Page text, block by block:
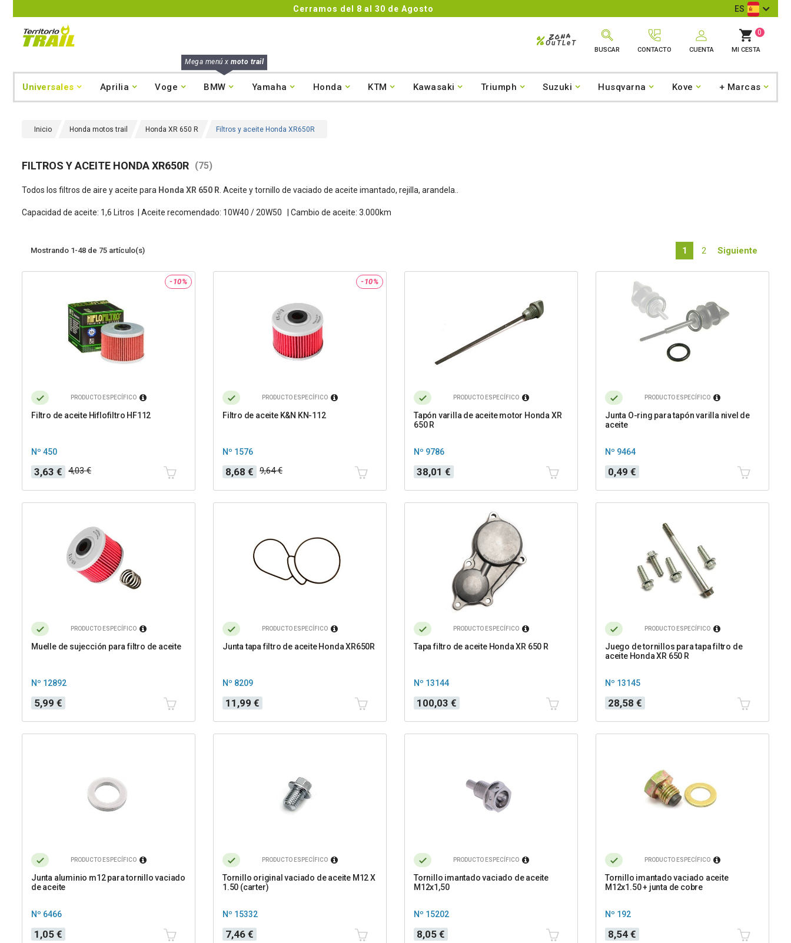
4.8/5 ES
Zona
%OuTLeT
BUSCAR CONTACTO CUENTA
0
MI CESTA
Mega menú x moto trail
Universales Aprilia Voge BMW Yamaha Honda KTM Kawasaki Triumph Suzuki Husqvarna Kove + Marcas
Inicio Honda motos trail Honda XR 650 R Filtros y aceite Honda XR650R
FILTROS Y ACEITE HONDA XR650R (75)
Todos los filtros de aire y aceite para Honda XR 650 R . Aceite y tornillo de vaciado de aceite imantado, rejilla, arandela..
Capacidad de aceite: 1,6 Litros | Aceite recomendado: 10W40 / 20W50 | Cambio de aceite: 3.000km
Mostrando 1-48 de 75 artículo(s) 1 2 Siguiente
-10%
PRODUCTO ESPECÍFICO
Filtro de aceite Hiflofiltro HF112
Nº 450
Precio
3,63 €
Precio
base
4,03 €
-10%
PRODUCTO ESPECÍFICO
Filtro de aceite K&N KN-112
Nº 1576
Precio
8,68 €
Precio
base
9,64 €
PRODUCTO ESPECÍFICO
Tapón varilla de aceite motor Honda XR
650 R
Nº 9786
Precio
38,01 €
PRODUCTO ESPECÍFICO
Junta O-ring para tapón varilla nivel de
aceite
Nº 9464
Precio
0,49 €
PRODUCTO ESPECÍFICO
Muelle de sujección para filtro de aceite
Nº 12892
Precio
5,99 €
PRODUCTO ESPECÍFICO
Junta tapa filtro de aceite Honda XR650R
Nº 8209
Precio
11,99 €
PRODUCTO ESPECÍFICO
Tapa filtro de aceite Honda XR 650 R
Nº 13144
Precio
100,03 €
PRODUCTO ESPECÍFICO
Juego de tornillos para tapa filtro de
aceite Honda XR 650 R
Nº 13145
Precio
28,58 €
PRODUCTO ESPECÍFICO
Junta aluminio m12 para tornillo vaciado
de aceite
Nº 6466
Precio
1,05 €
PRODUCTO ESPECÍFICO
Tornillo original vaciado de aceite M12 X
1.50 (carter)
Nº 15332
Precio
7,46 €
PRODUCTO ESPECÍFICO
Tornillo imantado vaciado de aceite
M12x1,50
Nº 15202
Precio
8,05 €
PRODUCTO ESPECÍFICO
Tornillo imantado vaciado aceite
M12x1.50 + junta de cobre
Nº 192
Precio
8,54 €